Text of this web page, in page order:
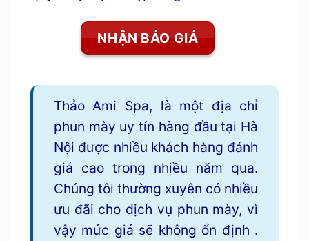
NHẬN BÁO GIÁ
Thảo Ami Spa, là một địa chỉ
phun mày uy tín hàng đầu tại Hà
Nội được nhiều khách hàng đánh
giá cao trong nhiều năm qua.
Chúng tôi thường xuyên có nhiều
ưu đãi cho dịch vụ phun mày, vì
vậy mức giá sẽ không ổn định .